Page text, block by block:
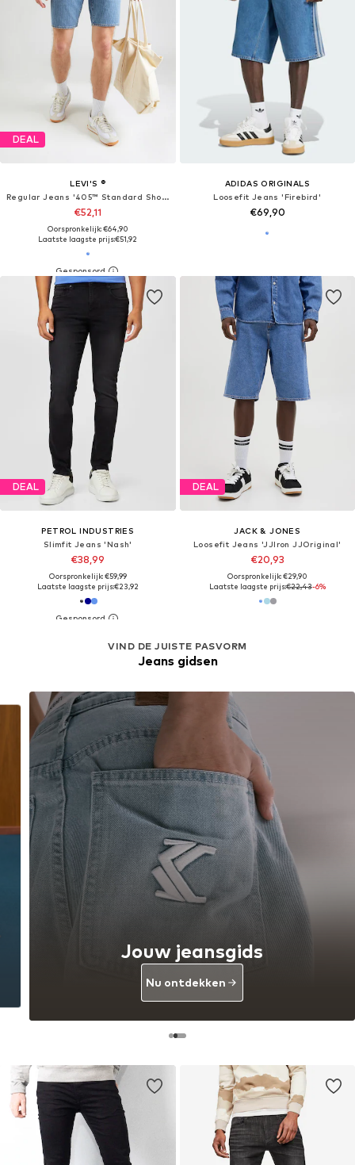
DEAL
LEVI'S ®
Regular Jeans '405™ Standard Shorts'
€52,11
Oorspronkelijk: €64,90
Laatste laagste prijs:€51,92
ADIDAS ORIGINALS
Loosefit Jeans 'Firebird'
€69,90
DEAL
PETROL INDUSTRIES
Slimfit Jeans 'Nash'
€38,99
Oorspronkelijk: €59,99
Laatste laagste prijs:€23,92
DEAL
JACK & JONES
Loosefit Jeans 'JJIron JJOriginal'
€20,93
Oorspronkelijk: €29,90
Laatste laagste prijs:€22,43-6%
VIND DE JUISTE PASVORM
Jeans gidsen
Jouw jeansgids
Nu ontdekken